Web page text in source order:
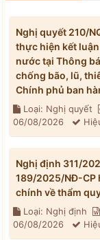
Nghị quyết 210/
thực hiện kết
nước tại Thông
chống bão, lũ,
Chính phủ ban
Loại: Nghị quyết
06/08/2026
Nghị định 311/
189/2025/NĐ-CP
chính về thẩm
Loại: Nghị định
06/08/2026